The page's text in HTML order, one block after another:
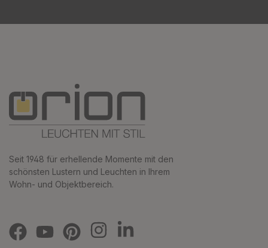
Seit 1948 für erhellende Momente mit den
schönsten Lustern und Leuchten in Ihrem
Wohn- und Objektbereich.